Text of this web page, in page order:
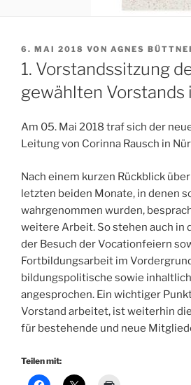
VERÖFFENTLICHT
AM
6. MAI 2018 VON AGNES
1. Vorstandssitzung
gewählten Vorstands
Am 05. Mai 2018 traf sich der
Leitung von Corinna Rausch in
Nach einem kurzen Rückblick
letzten beiden Monate, in denen
wahrgenommen wurden,
weitere Arbeit. So stehen auch in
der Besuch der Vocationfeiern
Fortbildungsarbeit im
bildungspolitische sowie
angesprochen. Ein wichtiger
Vorstand arbeitet, ist weiterhin
für bestehende und neue
Teilen mit: